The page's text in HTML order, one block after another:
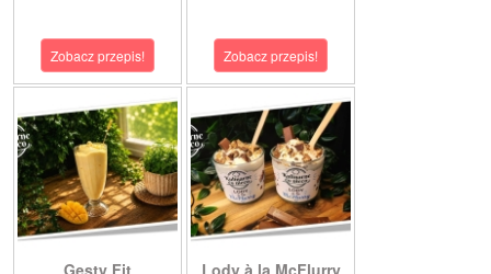
Zobacz przepis! Zobacz przepis!